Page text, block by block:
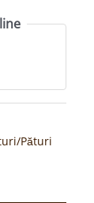
Pături